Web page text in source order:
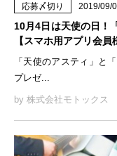
応募〆切り 2019/09/
10月4日は天使の日！
【スマホ用アプリ会員
「天使のアスティ」と
プレゼ...
by 株式会社モトックス